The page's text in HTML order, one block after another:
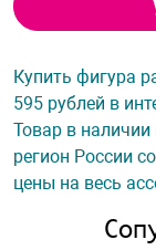
Купить фигура
595 рублей в
Товар в
регион России
цены на весь